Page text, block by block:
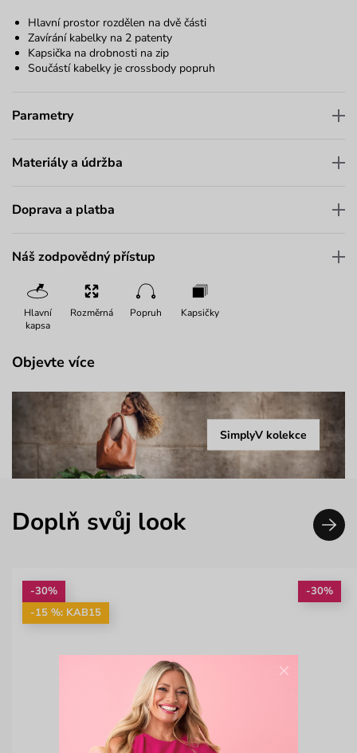
Hlavní prostor rozdělen na dvě části
Zavírání kabelky na 2 patenty
Kapsička na drobnosti na zip
Součástí kabelky je crossbody popruh
Parametry
Materiály a údržba
Doprava a platba
Náš zodpovědný přístup
Hlavní
kapsa
Rozměrná Popruh Kapsičky
Objevte více
SimplyV kolekce
Doplň svůj look
-30%
-15 %: KAB15
-30%
×